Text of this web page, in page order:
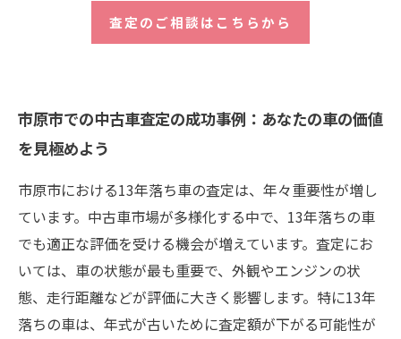
査定のご相談はこちらから
市原市での中古車査定の成功事例：あなたの車の価値
を見極めよう
市原市における13年落ち車の査定は、年々重要性が増し
ています。中古車市場が多様化する中で、13年落ちの車
でも適正な評価を受ける機会が増えています。査定にお
いては、車の状態が最も重要で、外観やエンジンの状
態、走行距離などが評価に大きく影響します。特に13年
落ちの車は、年式が古いために査定額が下がる可能性が